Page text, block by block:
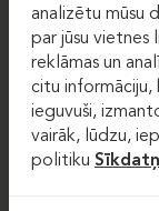
analizētu mūsu
par jūsu vietnes
reklāmas un
citu informāciju,
ieguvuši,
vairāk, lūdzu,
politiku